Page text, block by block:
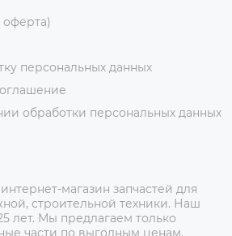
персональных данных
обработки персональных данных
магазин запчастей для
строительной техники. Наш
лет. Мы предлагаем только
части по выгодным ценам.